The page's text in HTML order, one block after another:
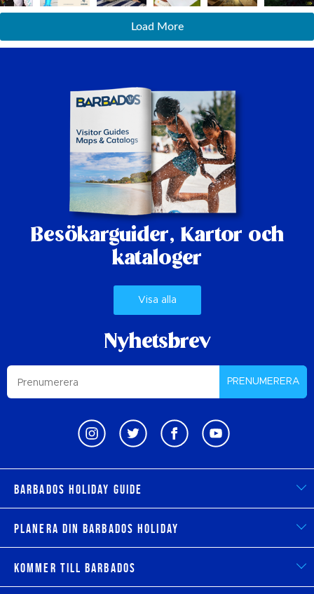
Load More
Besökarguider, Kartor och
kataloger
Visa alla
Nyhetsbrev
PRENUMERERA
Barbados Holiday Guide
Planera din Barbados Holiday
Kommer till Barbados